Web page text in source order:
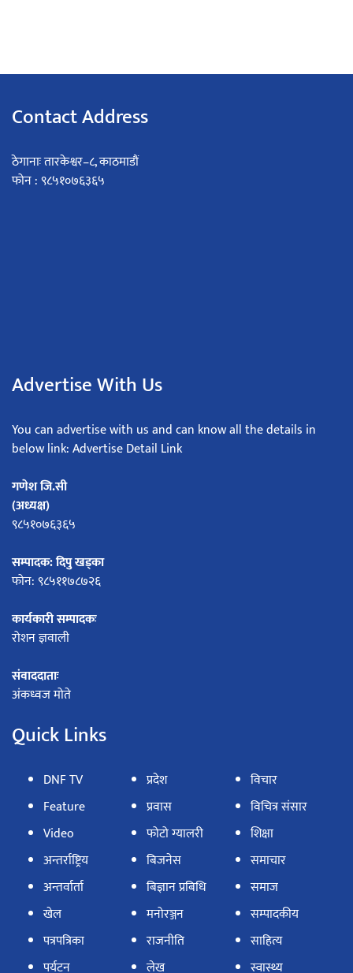
Contact Address
ठेगानाः तारकेश्वर–८, काठमाडौं
फोन : ९८५१०७६३६५
Advertise With Us
You can advertise with us and can know all the details in
below link: Advertise Detail Link
गणेश जि.सी
(अध्यक्ष)
९८५१०७६३६५
सम्पादक: दिपु खड्का
फोन: ९८५११७८७२६
कार्यकारी सम्पादकः
रोशन ज्ञवाली
संवाददाताः
अंकध्वज मोते
Quick Links
DNF TV
Feature
Video
अन्तर्राष्ट्रिय
अन्तर्वार्ता
खेल
पत्रपत्रिका
पर्यटन
प्रदेश
प्रवास
फोटो ग्यालरी
बिजनेस
बिज्ञान प्रबिधि
मनोरञ्जन
राजनीति
लेख
विचार
विचित्र संसार
शिक्षा
समाचार
समाज
सम्पादकीय
साहित्य
स्वास्थ्य